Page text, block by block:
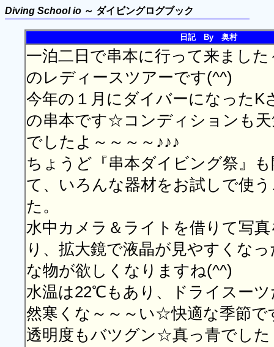
Diving School io ～ ダイビングログブック
日記 By 奥村
一泊二日で串本に行って来まし
のレディースツアーです(^^)
今年の１月にダイバーになったK
の串本です☆コンディションも
でしたよ～～～～♪♪♪
ちょうど『串本ダイビング祭』
て、いろんな器材をお試しで使
た。
水中カメラ＆ライトを借りて写
り、拡大鏡で液晶が見やすくな
な物が欲しくなりますね(^^)
水温は22℃もあり、ドライスー
然寒くな～～～い☆快適な季節で
透明度もバツグン☆真っ青でした